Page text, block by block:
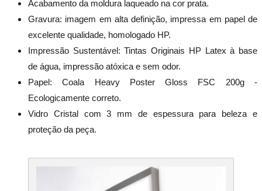
Acabamento da moldura laqueado na cor prata.
Gravura: imagem em alta definição, impressa em papel de
excelente qualidade, homologado HP.
Impressão Sustentável: Tintas Originais HP Latex à base
de água, impressão atóxica e sem odor.
Papel: Coala Heavy Poster Gloss FSC 200g -
Ecologicamente correto.
Vidro Cristal com 3 mm de espessura para beleza e
proteção da peça.